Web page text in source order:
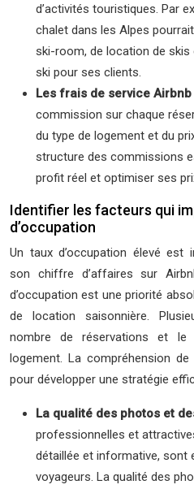
d’activités touristiques. Par
chalet dans les Alpes
ski-room, de location de
ski pour ses clients.
Les frais de service Airbnb
commission sur chaque
du type de logement et du
structure des commissions
profit réel et optimiser ses
Identifier les facteurs qui
d’occupation
Un taux d’occupation élevé est
son chiffre d’affaires sur
d’occupation est une priorité
de location saisonnière.
nombre de réservations et le
logement. La compréhension
pour développer une stratégie
La qualité des photos et
professionnelles et
détaillée et informative, sont
voyageurs. La qualité des